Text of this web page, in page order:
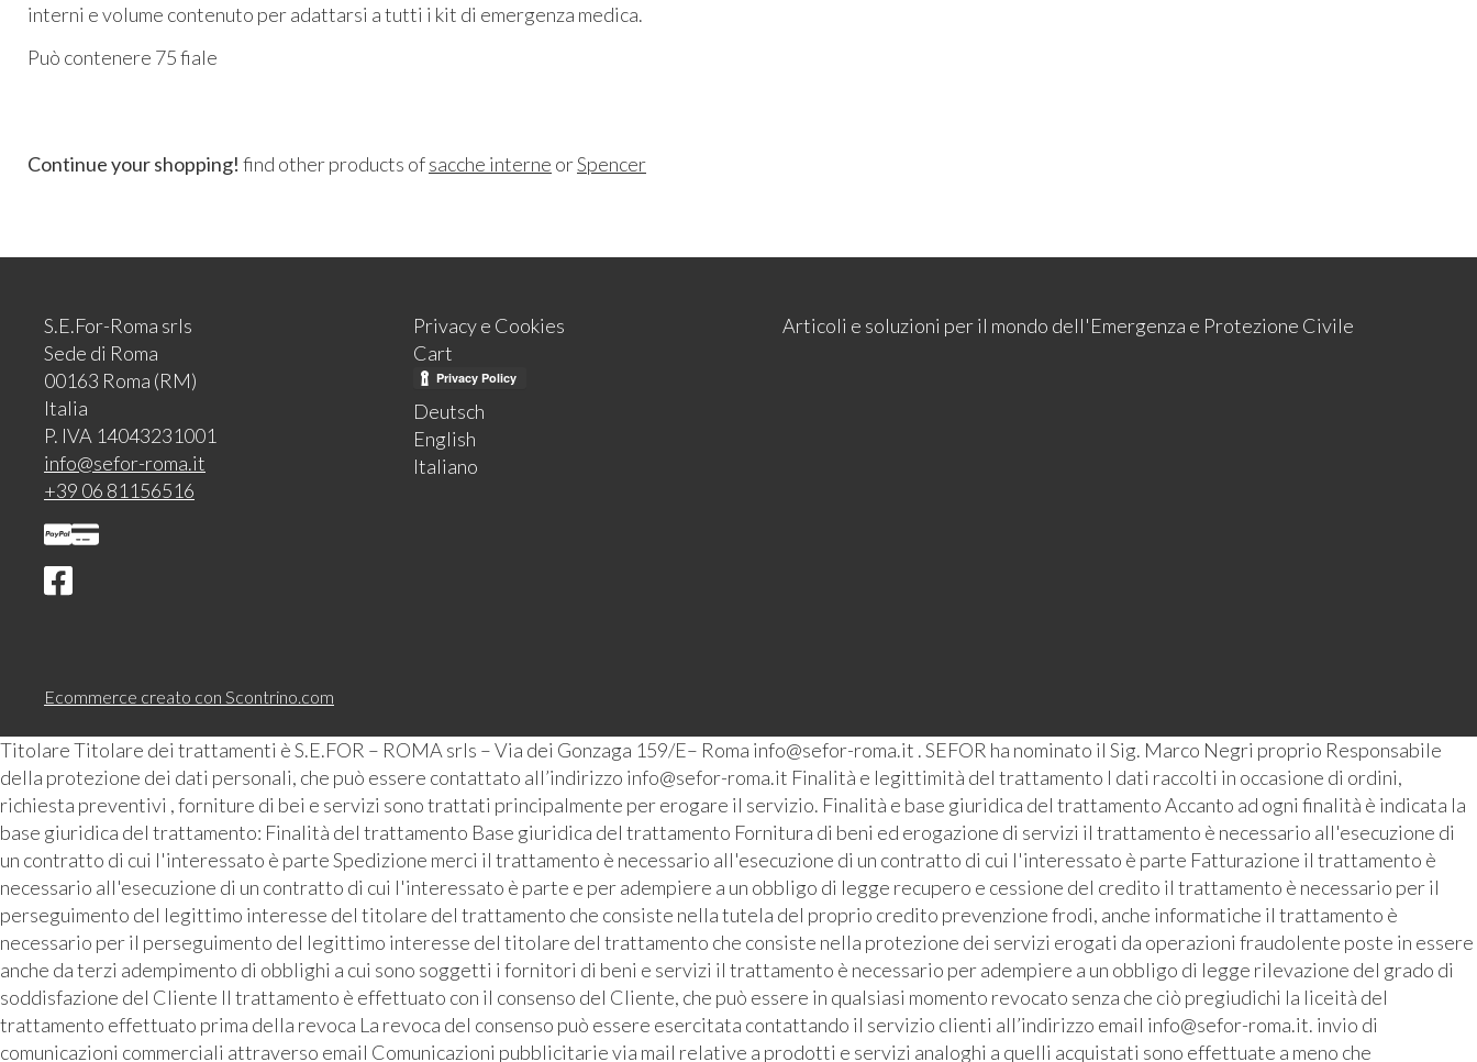
interni e volume contenuto per adattarsi a tutti i kit di emergenza medica.
Può contenere 75 fiale
Continue your shopping! find other products ofsacche interne orSpencer
S.E.For-Roma srls
Sede di Roma
00163 Roma (RM)
Italia
P. IVA 14043231001
info@sefor-roma.it
+39 06 81156516
Privacy e Cookies
Cart
Deutsch
English
Italiano
Articoli e soluzioni per il mondo dell'Emergenza e Protezione Civile
Ecommerce creato con Scontrino.com
Titolare Titolare dei trattamenti è S.E.FOR – ROMA srls – Via dei Gonzaga 159/E– Roma info@sefor-roma.it . SEFOR ha nominato il Sig. Marco Negri proprio Responsabile
della protezione dei dati personali, che può essere contattato all’indirizzo info@sefor-roma.it Finalità e legittimità del trattamento I dati raccolti in occasione di ordini,
richiesta preventivi , forniture di bei e servizi sono trattati principalmente per erogare il servizio. Finalità e base giuridica del trattamento Accanto ad ogni finalità è indicata la
base giuridica del trattamento: Finalità del trattamento Base giuridica del trattamento Fornitura di beni ed erogazione di servizi il trattamento è necessario all'esecuzione di
un contratto di cui l'interessato è parte Spedizione merci il trattamento è necessario all'esecuzione di un contratto di cui l'interessato è parte Fatturazione il trattamento è
necessario all'esecuzione di un contratto di cui l'interessato è parte e per adempiere a un obbligo di legge recupero e cessione del credito il trattamento è necessario per il
perseguimento del legittimo interesse del titolare del trattamento che consiste nella tutela del proprio credito prevenzione frodi, anche informatiche il trattamento è
necessario per il perseguimento del legittimo interesse del titolare del trattamento che consiste nella protezione dei servizi erogati da operazioni fraudolente poste in essere
anche da terzi adempimento di obblighi a cui sono soggetti i fornitori di beni e servizi il trattamento è necessario per adempiere a un obbligo di legge rilevazione del grado di
soddisfazione del Cliente Il trattamento è effettuato con il consenso del Cliente, che può essere in qualsiasi momento revocato senza che ciò pregiudichi la liceità del
trattamento effettuato prima della revoca La revoca del consenso può essere esercitata contattando il servizio clienti all’indirizzo email info@sefor-roma.it. invio di
comunicazioni commerciali attraverso email Comunicazioni pubblicitarie via mail relative a prodotti e servizi analoghi a quelli acquistati sono effettuate a meno che